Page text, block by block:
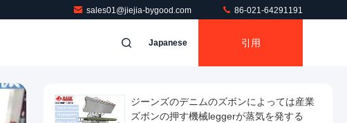
sales01@jiejia-bygood.com 86-021-64291191
Japanese 引用
ジーンズのデニムのズボンによっては産業
ズボンの押す機械leggerが蒸気を発する